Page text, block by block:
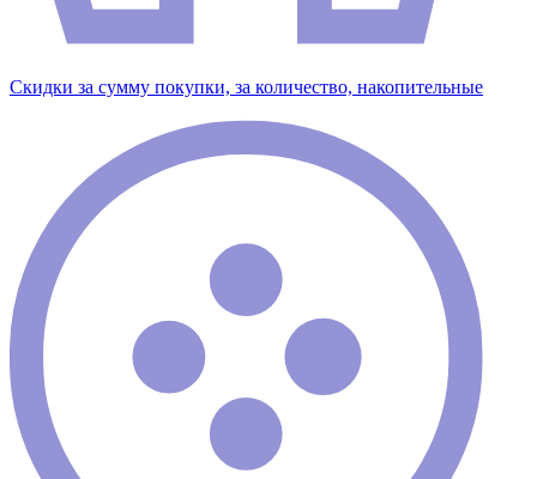
Скидки за сумму покупки, за количество, накопительные